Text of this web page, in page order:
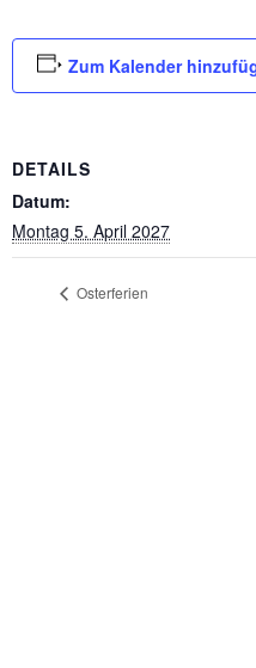
Zum Kalender
DETAILS
Datum:
Montag 5. April 2027
Osterferien